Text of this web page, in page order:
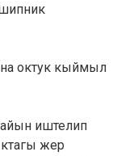
октук кыймыл
иштелип
жер